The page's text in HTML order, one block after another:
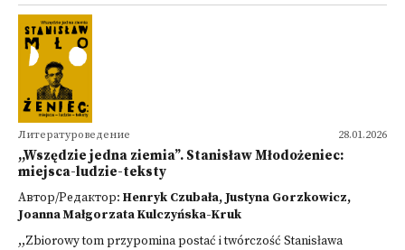
28.01.2026
Литературоведение
,,Wszędzie jedna ziemia”. Stanisław Młodożeniec:
miejsca-ludzie-teksty
Автор/Редактор: Henryk Czubała, Justyna Gorzkowicz,
Joanna Małgorzata Kulczyńska-Kruk
,,Zbiorowy tom przypomina postać i twórczość Stanisława